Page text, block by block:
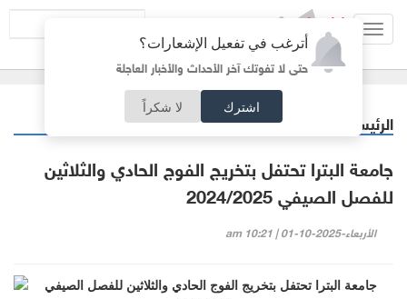
أترغب في تفعيل الإشعارات؟
حتى لا تفوتك آخر الأحداث والأخبار العاجلة
اشترك لا شكراً
الرئيسية
جامعة البترا تحتفل بتخريج الفوج الحادي والثلاثين
للفصل الصيفي 2024/2025
الأربعاء-2025-10-01 | 10:21 am